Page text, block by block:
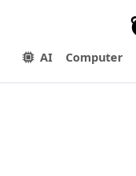
AI Computer